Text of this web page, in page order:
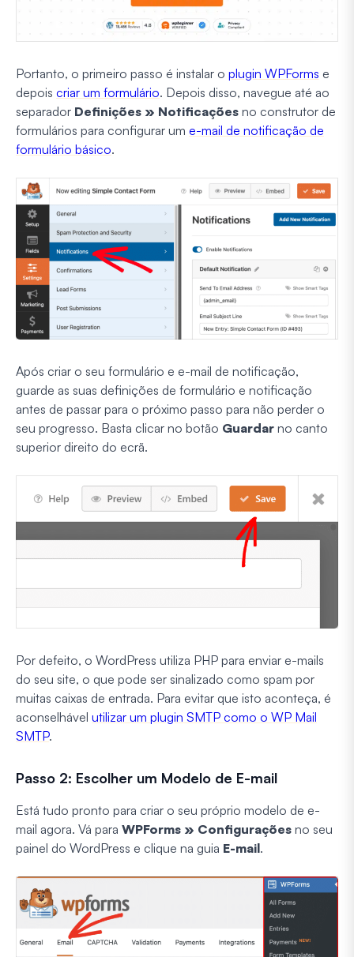
Portanto, o primeiro passo é instalar o plugin WPForms e
depois criar um formulário. Depois disso, navegue até ao
separador Definições » Notificações no construtor de
formulários para configurar um e-mail de notificação de
formulário básico.
Após criar o seu formulário e e-mail de notificação,
guarde as suas definições de formulário e notificação
antes de passar para o próximo passo para não perder o
seu progresso. Basta clicar no botão Guardar no canto
superior direito do ecrã.
Por defeito, o WordPress utiliza PHP para enviar e-mails
do seu site, o que pode ser sinalizado como spam por
muitas caixas de entrada. Para evitar que isto aconteça, é
aconselhável utilizar um plugin SMTP como o WP Mail
SMTP.
Passo 2: Escolher um Modelo de E-mail
Está tudo pronto para criar o seu próprio modelo de e-
mail agora. Vá para WPForms » Configurações no seu
painel do WordPress e clique na guia E-mail.